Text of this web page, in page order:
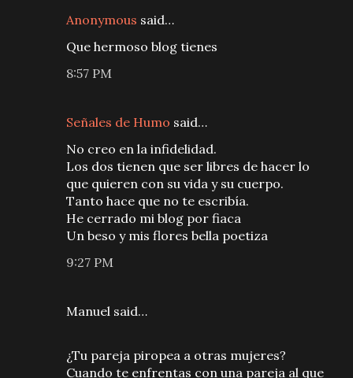
Anonymous said…
Que hermoso blog tienes
8:57 PM
Señales de Humo said…
No creo en la infidelidad.
Los dos tienen que ser libres de hacer lo
que quieren con su vida y su cuerpo.
Tanto hace que no te escribía.
He cerrado mi blog por fiaca
Un beso y mis flores bella poetiza
9:27 PM
Manuel said…
¿Tu pareja piropea a otras mujeres?
Cuando te enfrentas con una pareja al que